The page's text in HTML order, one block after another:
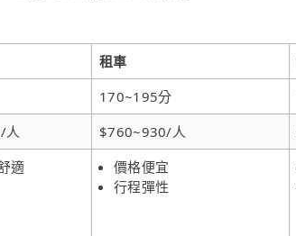
租車
170~195分
人 $760~930/人
適
價格便宜
行程彈性